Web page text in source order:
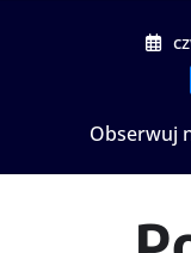
Obserwuj